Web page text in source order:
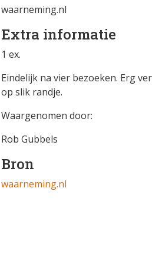
waarneming.nl
Extra informatie
1 ex.
Eindelijk na vier bezoeken. Erg
op slik randje.
Waargenomen door:
Rob Gubbels
Bron
waarneming.nl